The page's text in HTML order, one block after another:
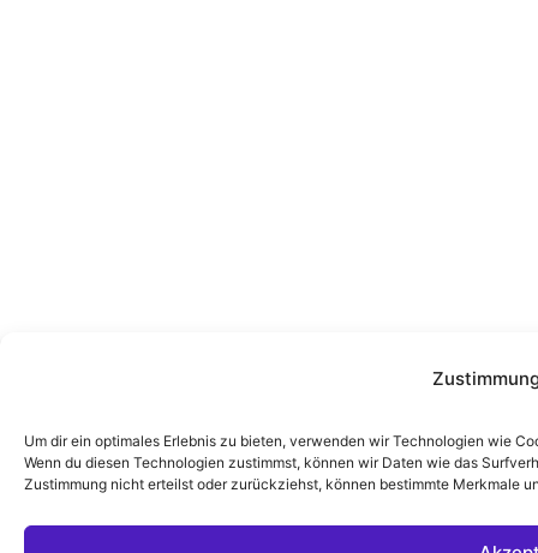
Um dir ein optimales Erlebnis zu bieten, verwenden wir Technologien wie
Wenn du diesen Technologien zustimmst, können wir Daten wie das
Zustimmung nicht erteilst oder zurückziehst, können bestimmte Merkmale